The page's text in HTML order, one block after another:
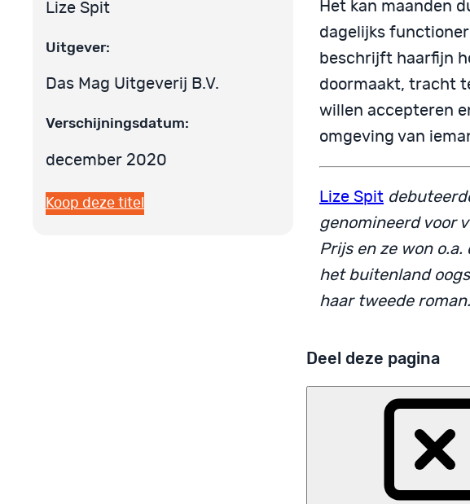
Lize Spit
Uitgever:
Das Mag Uitgeverij B.V.
Verschijningsdatum:
december 2020
Koop deze titel
Het kan maanden
dagelijks
beschrijft haarfijn
doormaakt, tracht
willen accepteren
omgeving van
Lize Spit
genomineerd voor
Prijs en ze won
het buitenland
haar tweede roman.
Deel deze pagina